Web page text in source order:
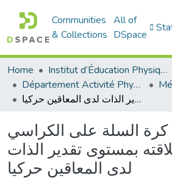
Communities
& Collections
All of
DSpace
Home
Institut d’Éducation Physique et Sportive
Département Activité Physique Adaptée (APA)
أثر ممارسة كرة السلة على الكراسي المتحركة وعلاقته بمستوى تقدير الذات لدى المعاقين حركيا
كرة السلة على الكراسي
بمستوى تقدير الذات
لدى المعاقين حركيا